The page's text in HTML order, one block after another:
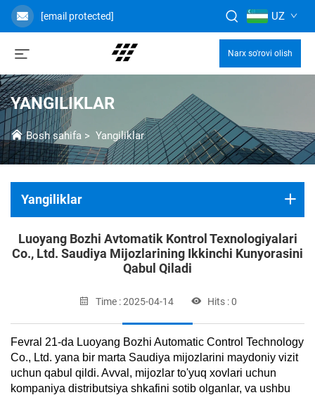
[email protected] UZ
Narx so'rovi olish
YANGILIKLAR
Bosh sahifa > Yangiliklar
Yangiliklar
Luoyang Bozhi Avtomatik Kontrol Texnologiyalari
Co., Ltd. Saudiya Mijozlarining Ikkinchi Kunyorasini
Qabul Qiladi
Time : 2025-04-14 Hits : 0
Fevral 21-da Luoyang Bozhi Automatic Control Technology
Co., Ltd. yana bir marta Saudiya mijozlarini maydoniy vizit
uchun qabul qildi. Avval, mijozlar to'yuq xovlari uchun
kompaniya distributsiya shkafini sotib olganlar, va ushbu